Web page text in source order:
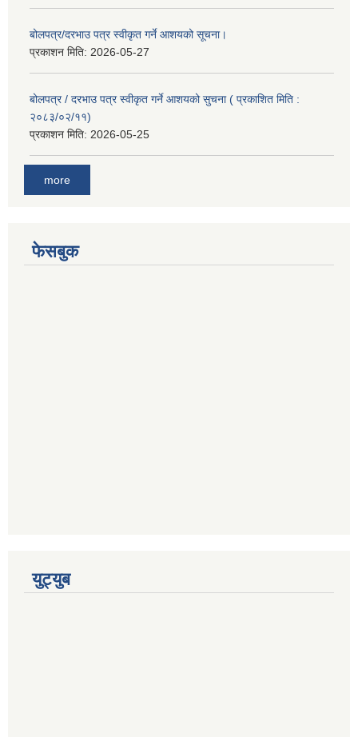
बोलपत्र/दरभाउ पत्र स्वीकृत गर्ने आशयको सूचना।
प्रकाशन मिति: 2026-05-27
बोलपत्र / दरभाउ पत्र स्वीकृत गर्ने आशयको सुचना ( प्रकाशित मिति :
२०८३/०२/११)
प्रकाशन मिति: 2026-05-25
more
फेसबुक
युट्युब